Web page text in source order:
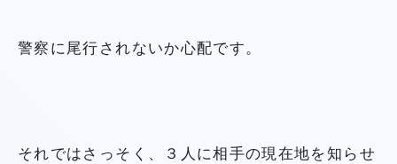
警察に尾行されないか心配です。
それではさっそく、３人に相手の現在地を知らせ